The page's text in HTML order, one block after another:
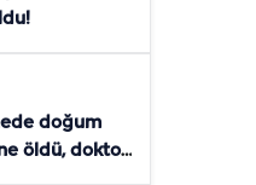
doğum
öldü, doktor